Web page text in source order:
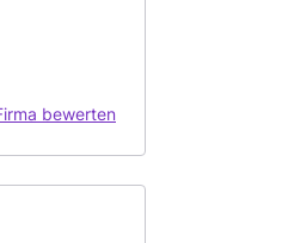
bewerten